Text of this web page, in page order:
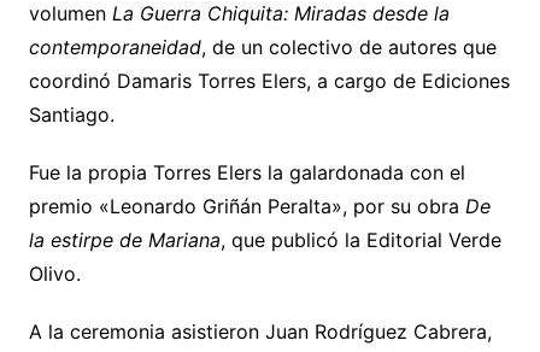
volumen La Guerra Chiquita: Miradas desde la
contemporaneidad, de un colectivo de autores que
coordinó Damaris Torres Elers, a cargo de Ediciones
Santiago.
Fue la propia Torres Elers la galardonada con el
premio «Leonardo Griñán Peralta», por su obra De
la estirpe de Mariana, que publicó la Editorial Verde
Olivo.
A la ceremonia asistieron Juan Rodríguez Cabrera,